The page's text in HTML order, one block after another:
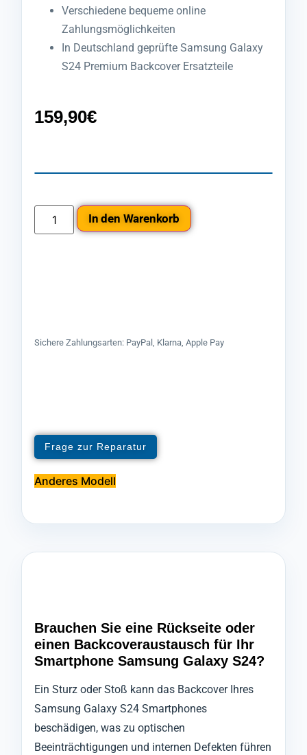
Verschiedene bequeme online
Zahlungsmöglichkeiten
In Deutschland geprüfte Samsung Galaxy
S24 Premium Backcover Ersatzteile
159,90€
In den Warenkorb
Sichere Zahlungsarten: PayPal, Klarna, Apple Pay
Frage zur Reparatur
Anderes Modell
Brauchen Sie eine Rückseite oder
einen Backcoveraustausch für Ihr
Smartphone Samsung Galaxy S24?
Ein Sturz oder Stoß kann das Backcover Ihres
Samsung Galaxy S24 Smartphones
beschädigen, was zu optischen
Beeinträchtigungen und internen Defekten führen